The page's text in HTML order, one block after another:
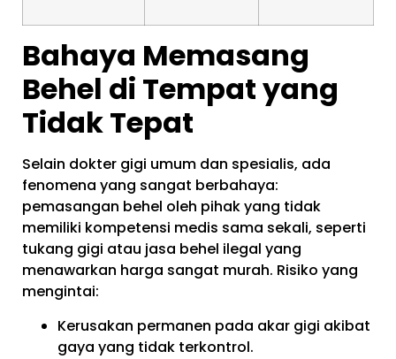
Bahaya Memasang
Behel di Tempat yang
Tidak Tepat
Selain dokter gigi umum dan spesialis, ada
fenomena yang sangat berbahaya:
pemasangan behel oleh pihak yang tidak
memiliki kompetensi medis sama sekali, seperti
tukang gigi atau jasa behel ilegal yang
menawarkan harga sangat murah. Risiko yang
mengintai:
Kerusakan permanen pada akar gigi akibat
gaya yang tidak terkontrol.